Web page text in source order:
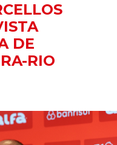
DE
RIO